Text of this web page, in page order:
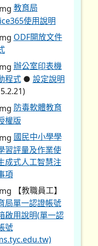
教育局
使用說明
ODF開放文件
辦公室印表機
程式● 設定說明
防毒軟體教育
權版
國民中小學學
習評量及作業使
成式人工智慧注
項
【教職員工】
局單一認證帳號
啟用說明(單一認
號